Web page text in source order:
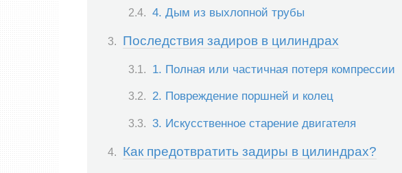
4. Дым из выхлопной трубы
Последствия задиров в цилиндрах
1. Полная или частичная потеря компрессии
2. Повреждение поршней и колец
3. Искусственное старение двигателя
Как предотвратить задиры в цилиндрах?